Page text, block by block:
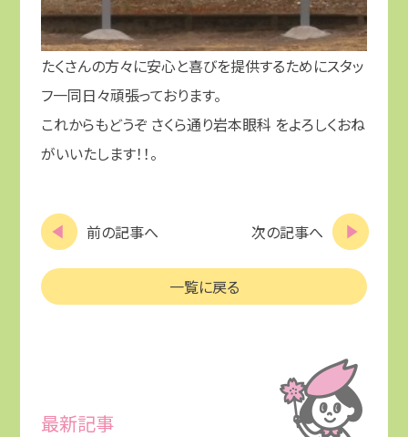
たくさんの方々に安心と喜びを提供するためにスタッ
フ一同日々頑張っております。
これからもどうぞ さくら通り岩本眼科 をよろしくおね
がいいたします！！。
前の記事へ
一覧に戻る
次の記事へ
最新記事